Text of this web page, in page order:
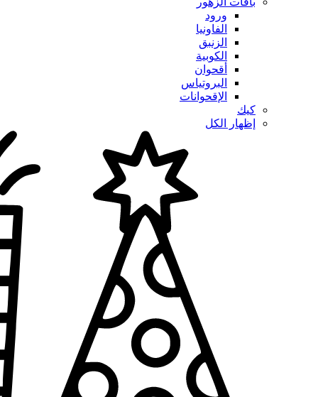
ورود
الفاونيا
الزنبق
الكوبية
أقحوان
البروتياس
الإقحوانات
كيك
إظهار الكل